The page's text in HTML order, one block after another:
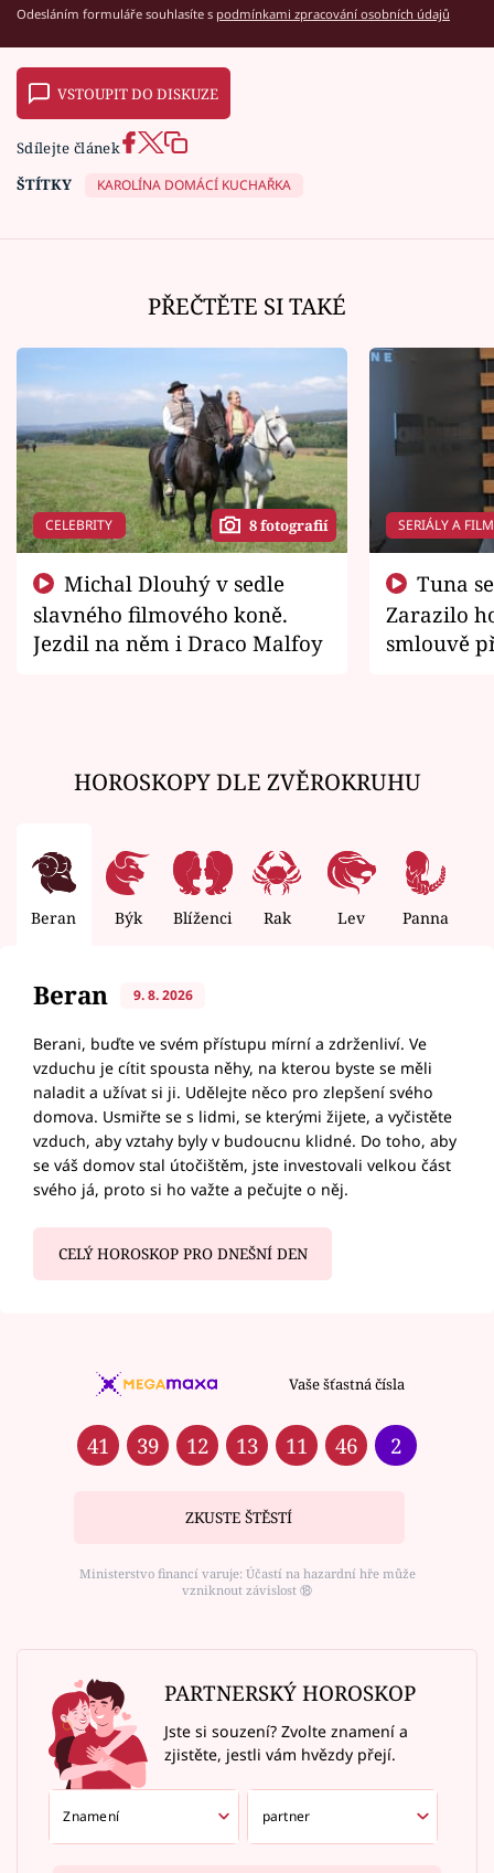
Odesláním formuláře souhlasíte s podmínkami zpracování osobních údajů
VSTOUPIT DO DISKUZE
Sdílejte článek
ŠTÍTKY
KAROLÍNA DOMÁCÍ KUCHAŘKA
PŘEČTĚTE SI TAKÉ
CELEBRITY 8 fotografií
slavného filmového koně.
Jezdil na něm i Draco Malfoy
SERIÁLY A
Zarazilo
smlouvě
HOROSKOPY DLE ZVĚROKRUHU
Beran Býk Blíženci Rak Lev Panna
Beran 9. 8. 2026
Berani, buďte ve svém přístupu mírní a zdrženliví. Ve
vzduchu je cítit spousta něhy, na kterou byste se měli
naladit a užívat si ji. Udělejte něco pro zlepšení svého
domova. Usmiřte se s lidmi, se kterými žijete, a vyčistěte
vzduch, aby vztahy byly v budoucnu klidné. Do toho, aby
se váš domov stal útočištěm, jste investovali velkou část
svého já, proto si ho važte a pečujte o něj.
CELÝ HOROSKOP PRO DNEŠNÍ DEN
Vaše šťastná čísla
41 39 12 13 11 46 2
ZKUSTE ŠTĚSTÍ
Ministerstvo financí varuje: Účastí na hazardní hře může
vzniknout závislost ⑱
PARTNERSKÝ HOROSKOP
Jste si souzení? Zvolte znamení a
zjistěte, jestli vám hvězdy přejí.